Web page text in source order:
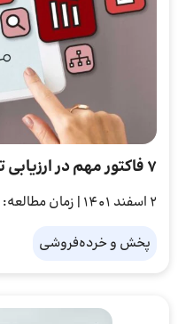
7 فاکتور مهم در ارزیابی تامین‌ کنندگان
2 اسفند 1401 | زمان مطالعه:
پخش و خرده‌فروشی